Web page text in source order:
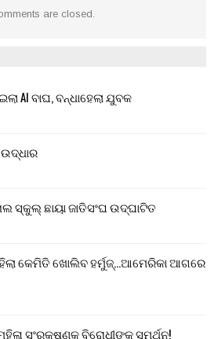
are closed.
AI ବାଘ, ବନ୍ଧାହେଲା ଯୁବକ
ସ୍କୁଲ୍ ଛାୟା ଜାତିସଂଘ ଉଦ୍‍ଘାଟିତ
କେମିତି ଖୋଲିବ ହର୍ମୁଜ୍…ଆମେରିକା ଆଗରେ
ମହିଳା ସଂରକ୍ଷଣକୁ ବିରୋଧୀଙ୍କ ସମର୍ଥନ!